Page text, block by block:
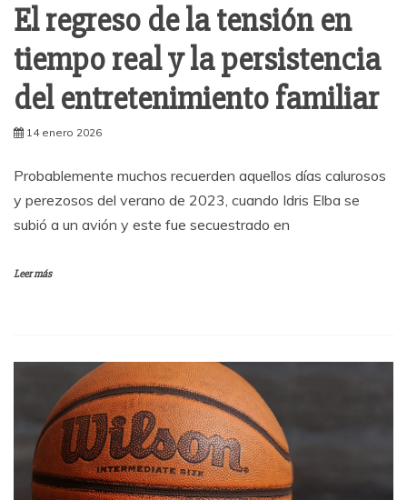
El regreso de la tensión en
tiempo real y la persistencia
del entretenimiento familiar
14 enero 2026
Probablemente muchos recuerden aquellos días calurosos
y perezosos del verano de 2023, cuando Idris Elba se
subió a un avión y este fue secuestrado en
Leer más